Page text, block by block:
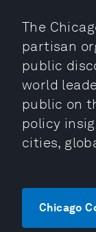
The
partisan
public
world
public on
policy
cities,
Chicago